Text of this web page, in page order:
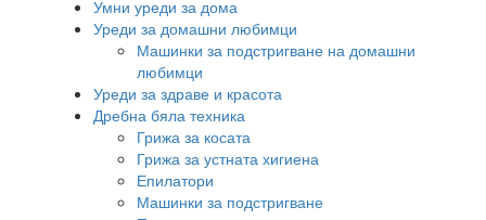
Умни уреди за дома
Уреди за домашни любимци
Машинки за подстригване на домашни
любимци
Уреди за здраве и красота
Дребна бяла техника
Грижа за косата
Грижа за устната хигиена
Епилатори
Машинки за подстригване